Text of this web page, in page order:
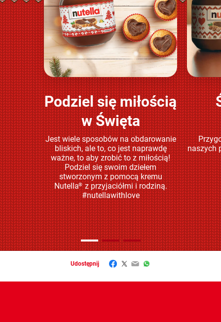
Sprawdź
Podziel się miłością
w Święta
Jest wiele sposobów na obdarowanie
bliskich, ale to, co jest naprawdę
ważne, to aby zrobić to z miłością!
Podziel się swoim dziełem
stworzonym z pomocą kremu
Nutella®z przyjaciółmi i rodziną.
#nutellawithlove
naszych
Udostępnij Facebook
Twitter
EmailWhatsApp